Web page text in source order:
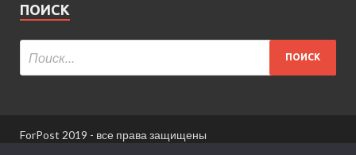
ПОИСК
ForPost 2019 - все права защищены